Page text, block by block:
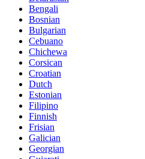
Bengali
Bosnian
Bulgarian
Cebuano
Chichewa
Corsican
Croatian
Dutch
Estonian
Filipino
Finnish
Frisian
Galician
Georgian